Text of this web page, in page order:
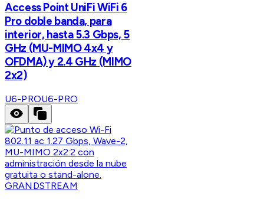
Access Point UniFi WiFi 6
Pro doble banda, para
interior, hasta 5.3 Gbps, 5
GHz (MU-MIMO 4x4 y
OFDMA) y 2.4 GHz (MIMO
2x2)
U6-PROU6-PRO
GRANDSTREAM